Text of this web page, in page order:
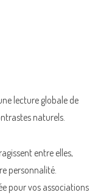
lecture globale de
naturels.
entre elles,
personnalité.
pour vos associations